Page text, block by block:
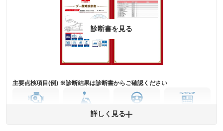
詳細は鑑定書をご確認ください。
※グー鑑定は保証サービスではございません。購入時は必ず現車をご確認
※実際にお渡しするコンディションチェックシートにつきましては、形式
※グー鑑定の評価はあくまでも記載している鑑定日の鑑定結果となりま
診断書を見る
主要点検項目(例) ※診断結果は診断書からご確認ください
ミッション
ステアリング
詳しく見る